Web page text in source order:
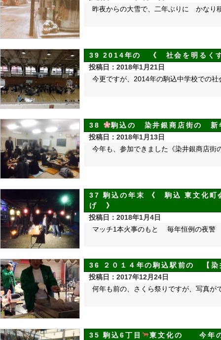
昨夜からの大雪で、二年ぶりに かな
39 2014年の 《 社会を明るく
投稿日：2018年1月21日
今更ですが、2014年の駒込中学校での
38
駒込の 染井銀商店街の 新
投稿日：2018年1月13日
今年も、参加できました《染井銀商店街
37 駒込の年末 《 駒込 東文化町
げ 》
投稿日：2018年1月4日
マッチ1本火事のもと 毎年恒例の夜
36 ２０１４年の駒込駅前の 【染
投稿日：2017年12月24日
何年も前の、さくら祭りですが、写真が
35 駒込6丁目
東文化の 今年